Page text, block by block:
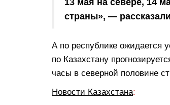
страны», —
А по республике
по Казахстану
часы в северной половине
Новости Казахстана: